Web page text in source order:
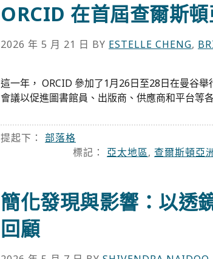
ORCID 在首屆查爾斯
2026 年 5 月 21 日 BY ESTELLE CHENG,
這一年， ORCID 參加了1月26日至28日在曼谷
會議以促進圖書館員、出版商、供應商和平台等
提起下： 部落格
標記： 亞太地區, 查爾斯頓亞
簡化發現與影響：以透
回顧